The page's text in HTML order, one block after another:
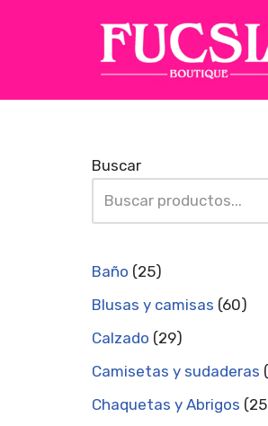
contenido
Buscar
Baño 25
Blusas y camisas 60
Calzado 29
Camisetas y sudaderas
Chaquetas y Abrigos 25